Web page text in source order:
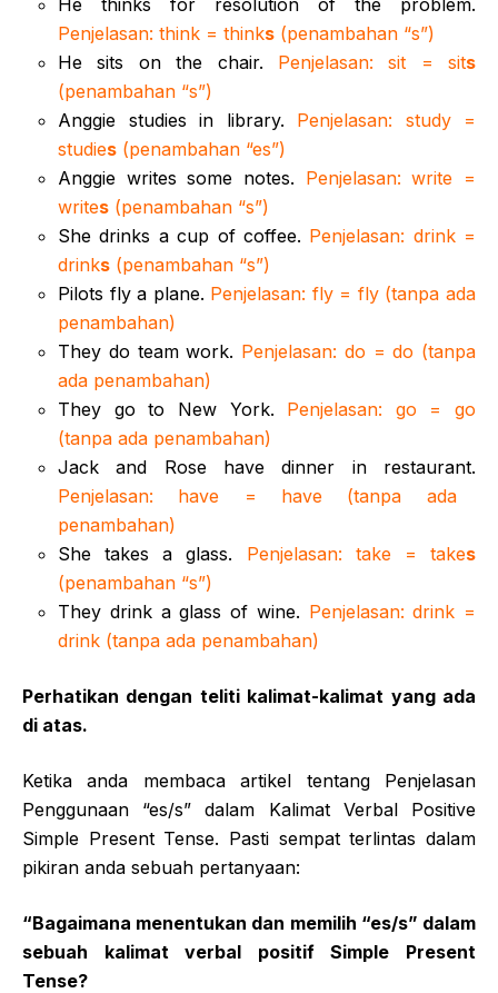
He thinks for resolution of the problem.
Penjelasan: think = thinks (penambahan “s”)
He sits on the chair. Penjelasan: sit = sits
(penambahan “s”)
Anggie studies in library. Penjelasan: study =
studies (penambahan “es”)
Anggie writes some notes. Penjelasan: write =
writes (penambahan “s”)
She drinks a cup of coffee. Penjelasan: drink =
drinks (penambahan “s”)
Pilots fly a plane. Penjelasan: fly = fly (tanpa ada
penambahan)
They do team work. Penjelasan: do = do (tanpa
ada penambahan)
They go to New York. Penjelasan: go = go
(tanpa ada penambahan)
Jack and Rose have dinner in restaurant.
Penjelasan: have = have (tanpa ada
penambahan)
She takes a glass. Penjelasan: take = takes
(penambahan “s”)
They drink a glass of wine. Penjelasan: drink =
drink (tanpa ada penambahan)
Perhatikan dengan teliti kalimat-kalimat yang ada
di atas.
Ketika anda membaca artikel tentang Penjelasan
Penggunaan “es/s” dalam Kalimat Verbal Positive
Simple Present Tense. Pasti sempat terlintas dalam
pikiran anda sebuah pertanyaan:
“Bagaimana menentukan dan memilih “es/s” dalam
sebuah kalimat verbal positif Simple Present
Tense?